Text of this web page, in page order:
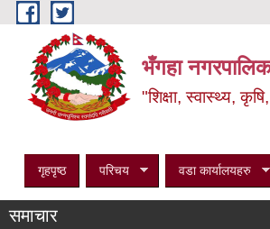
Skip to main content
भँगहा
"शिक्षा, स्वास्थ्य,
गृहपृष्ठ परिचय वडा कार्यालयहरु
समाचार